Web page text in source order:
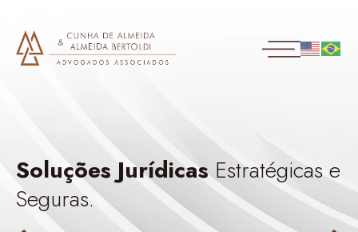
Soluções JurídicasEstratégicas e
Seguras.